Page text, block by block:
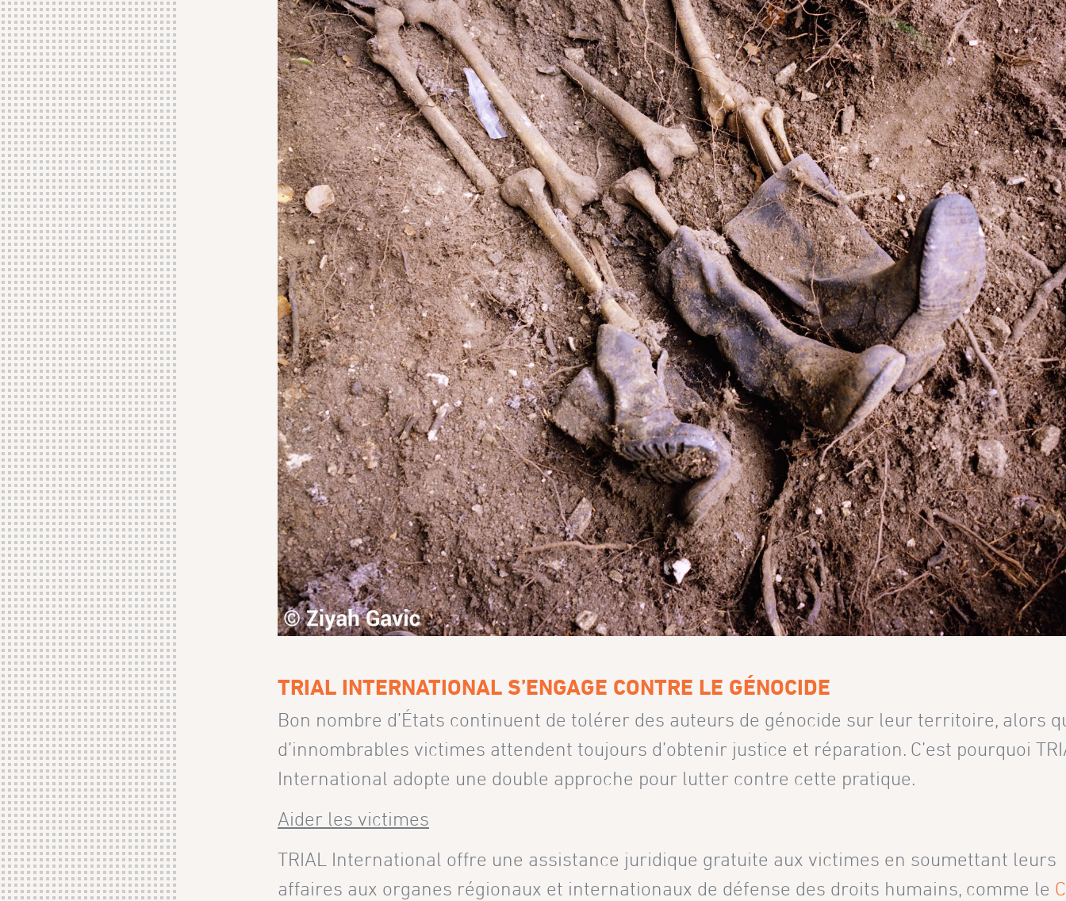
TRIAL INTERNATIONAL S’ENGAGE CONTRE LE GÉNOCIDE
Bon nombre d’États continuent de tolérer des auteurs de génocide sur leur territoire, alors
d’innombrables victimes attendent toujours d’obtenir justice et réparation. C’est pourquoi
International adopte une double approche pour lutter contre cette pratique.
Aider les victimes
TRIAL International offre une assistance juridique gratuite aux victimes en soumettant leurs
affaires aux organes régionaux et internationaux de défense des droits humains, comme le